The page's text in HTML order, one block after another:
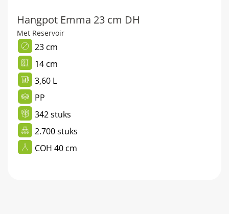
Hangpot Emma 23 cm DH
Met Reservoir
23 cm
14 cm
3,60 L
PP
342 stuks
2.700 stuks
COH 40 cm